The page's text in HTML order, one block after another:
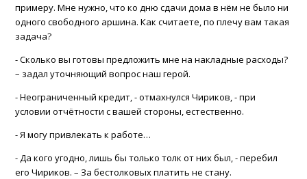
примеру. Мне нужно, что ко дню сдачи дома в нём не было ни
одного свободного аршина. Как считаете, по плечу вам такая
задача?
- Сколько вы готовы предложить мне на накладные расходы?
– задал уточняющий вопрос наш герой.
- Неограниченный кредит, - отмахнулся Чириков, - при
условии отчётности с вашей стороны, естественно.
- Я могу привлекать к работе…
- Да кого угодно, лишь бы только толк от них был, - перебил
его Чириков. – За бестолковых платить не стану.